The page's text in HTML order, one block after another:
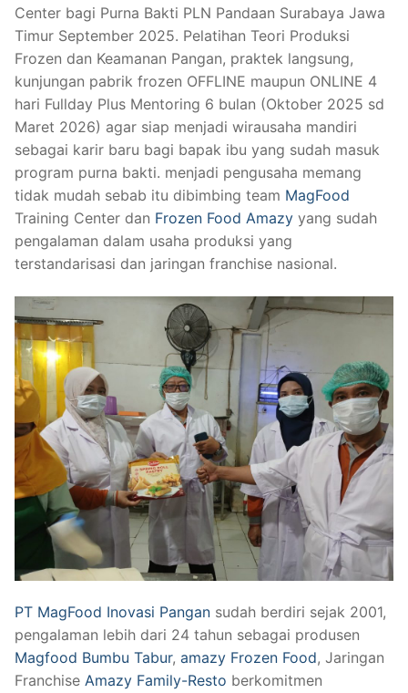
Center bagi Purna Bakti PLN Pandaan Surabaya Jawa
Timur September 2025. Pelatihan Teori Produksi
Frozen dan Keamanan Pangan, praktek langsung,
kunjungan pabrik frozen OFFLINE maupun ONLINE 4
hari Fullday Plus Mentoring 6 bulan (Oktober 2025 sd
Maret 2026) agar siap menjadi wirausaha mandiri
sebagai karir baru bagi bapak ibu yang sudah masuk
program purna bakti. menjadi pengusaha memang
tidak mudah sebab itu dibimbing team MagFood
Training Center dan Frozen Food Amazy yang sudah
pengalaman dalam usaha produksi yang
terstandarisasi dan jaringan franchise nasional.
PT MagFood Inovasi Pangan sudah berdiri sejak 2001,
pengalaman lebih dari 24 tahun sebagai produsen
Magfood Bumbu Tabur, amazy Frozen Food, Jaringan
Franchise Amazy Family-Resto berkomitmen